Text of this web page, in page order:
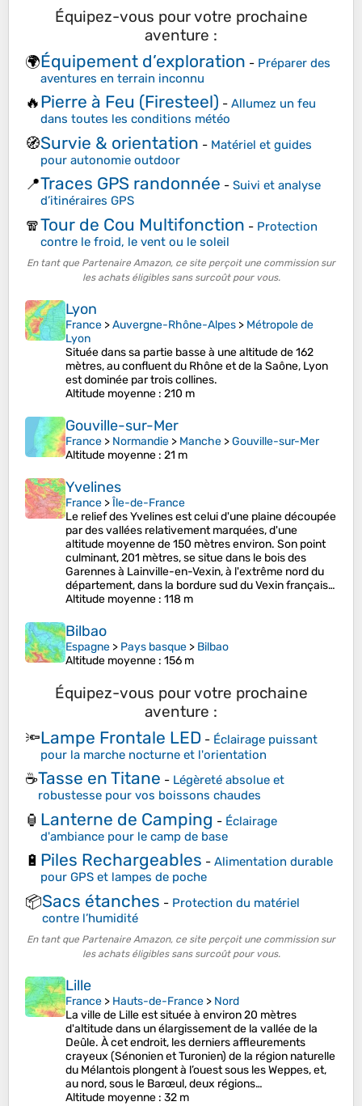
Équipez-vous pour votre prochaine
aventure :
🌍Équipement d’exploration - Préparer des
aventures en terrain inconnu
🔥Pierre à Feu (Firesteel) - Allumez un feu
dans toutes les conditions météo
🧭Survie & orientation - Matériel et guides
pour autonomie outdoor
📍Traces GPS randonnée - Suivi et analyse
d’itinéraires GPS
🧣Tour de Cou Multifonction - Protection
contre le froid, le vent ou le soleil
En tant que Partenaire Amazon, ce site perçoit une commission sur
les achats éligibles sans surcoût pour vous.
Lyon
France >Auvergne-Rhône-Alpes > Métropole de
Lyon
Située dans sa partie basse à une altitude de 162
mètres, au confluent du Rhône et de la Saône, Lyon
est dominée par trois collines.
Altitude moyenne : 210 m
Gouville-sur-Mer
France > Normandie > Manche >Gouville-sur-Mer
Altitude moyenne : 21 m
Yvelines
France >Île-de-France
Le relief des Yvelines est celui d'une plaine découpée
par des vallées relativement marquées, d'une
altitude moyenne de 150 mètres environ. Son point
culminant, 201 mètres, se situe dans le bois des
Garennes à Lainville-en-Vexin, à l'extrême nord du
département, dans la bordure sud du Vexin français…
Altitude moyenne : 118 m
Bilbao
Espagne > Pays basque > Bilbao
Altitude moyenne : 156 m
Équipez-vous pour votre prochaine
aventure :
🔦Lampe Frontale LED - Éclairage puissant
pour la marche nocturne et l'orientation
☕Tasse en Titane - Légèreté absolue et
robustesse pour vos boissons chaudes
🏮 Lanterne de Camping - Éclairage
d'ambiance pour le camp de base
🔋 Piles Rechargeables - Alimentation durable
pour GPS et lampes de poche
📦Sacs étanches - Protection du matériel
contre l’humidité
En tant que Partenaire Amazon, ce site perçoit une commission sur
les achats éligibles sans surcoût pour vous.
Lille
France > Hauts-de-France > Nord
La ville de Lille est située à environ 20 mètres
d'altitude dans un élargissement de la vallée de la
Deûle. À cet endroit, les derniers affleurements
crayeux (Sénonien et Turonien) de la région naturelle
du Mélantois plongent à l’ouest sous les Weppes, et,
au nord, sous le Barœul, deux régions…
Altitude moyenne : 32 m